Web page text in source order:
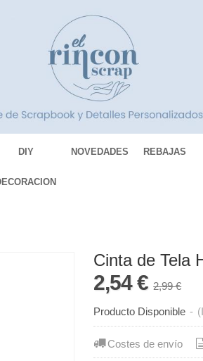
DIY NOVEDADES REBAJAS
Cinta de Tela
2,54 €2,99 €
Producto Disponible -
Costes de envío